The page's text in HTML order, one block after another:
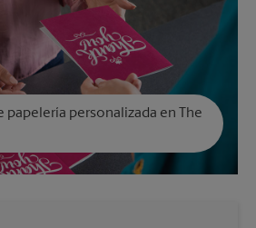
papelería personalizada en The